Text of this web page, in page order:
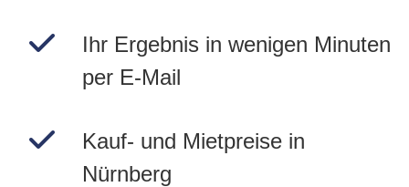
Ihr Ergebnis in wenigen Minuten
per E-Mail
Kauf- und Mietpreise in
Nürnberg